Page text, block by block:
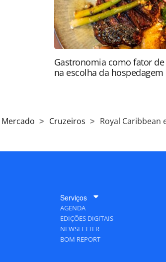
Gastronomia como fator
na escolha da hospedagem
Mercado Cruzeiros Royal Caribbean
Serviços
AGENDA
EDIÇÕES DIGITAIS
NEWSLETTER
BOM REPORT